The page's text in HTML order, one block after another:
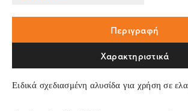
Περιγραφή
Χαρακτηριστικά
Ειδικά σχεδιασμένη αλυσίδα για χρήση σε